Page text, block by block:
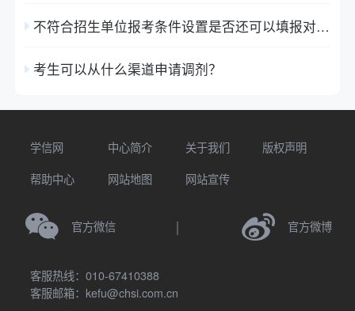
不符合招生单位报考条件设置是否还可以填报对应调剂志愿？
考生可以从什么渠道申请调剂？
学信网 中心简介 关于我们 版权声明
帮助中心 网站地图 网站宣传
官方微信 官方微博
客服热线：010-67410388
客服邮箱：kefu@chsi.com.cn